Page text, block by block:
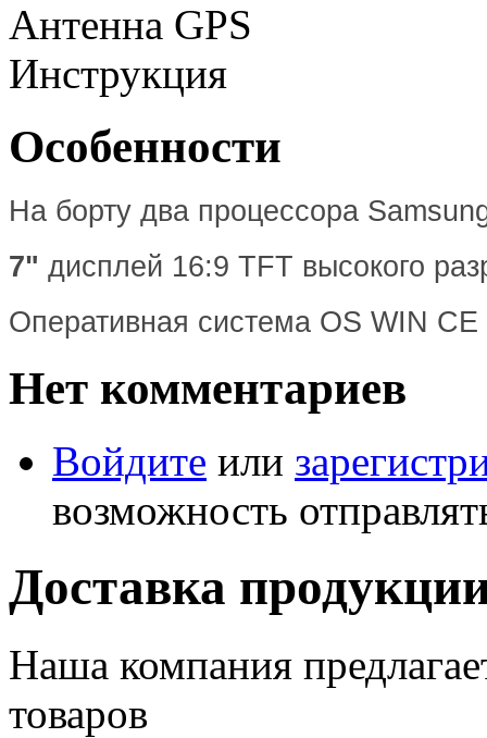
Антенна GPS
Инструкция
Особенности
На борту два процессора
7" дисплей 16:9 TFT высокого
Оперативная система OS WIN CE
Нет комментариев
Войдите или
возможность
Доставка
Наша компания
товаров